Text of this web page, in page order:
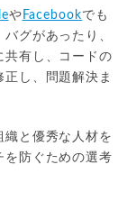
や Facebookでも
グがあったり、
有し、コードの
し、問題解決ま
織と優秀な人材を
防ぐための選考